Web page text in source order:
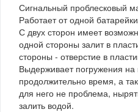
Сигнальный проблесковый
Работает от одной
С двух сторон имеет
одной стороны залит в
стороны - отверстие в
Выдерживает погружения на
продолжительно время, а
для него не проблема,
залить водой.